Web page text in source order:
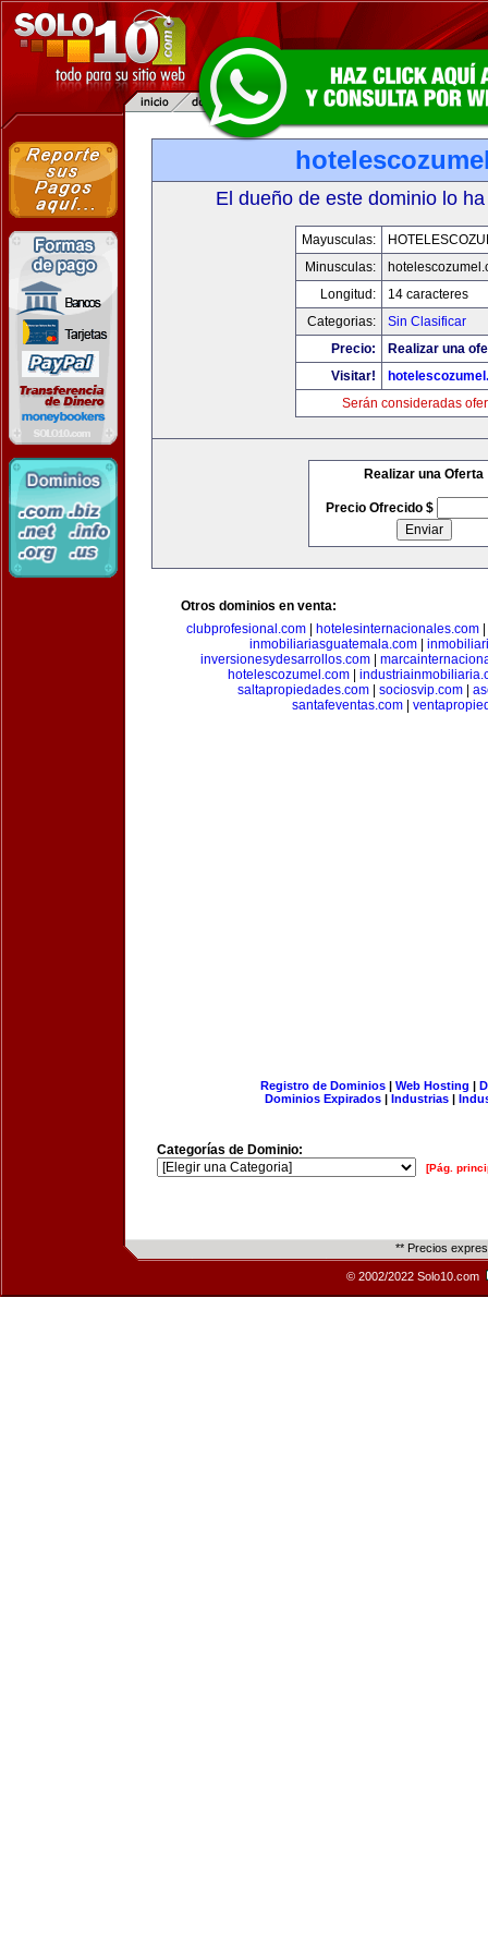
El dueño de este dominio lo
Mayusculas:
Minusculas:
Longitud:
14 caracteres
Categorias:
Sin Clasificar
Precio:
Realizar una
Visitar!
Serán consideradas
Realizar una Oferta
Precio Ofrecido $
Otros dominios en venta:
clubprofesional.com
hotelesinternacionales.com
inmobiliariasguatemala.com
inversionesydesarrollos.com|
hotelescozumel.com
saltapropiedades.com| sociosvip.com|
santafeventas.com
Registro de Dominios| Web Hosting |
Dominios Expirados | Industrias |
Categorías de Dominio:
[Pág.
** Precios
© 2002/2022 Solo10.com